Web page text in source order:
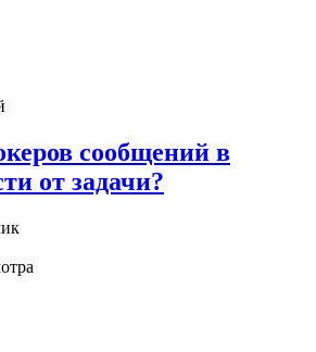
сообщений в
от задачи?